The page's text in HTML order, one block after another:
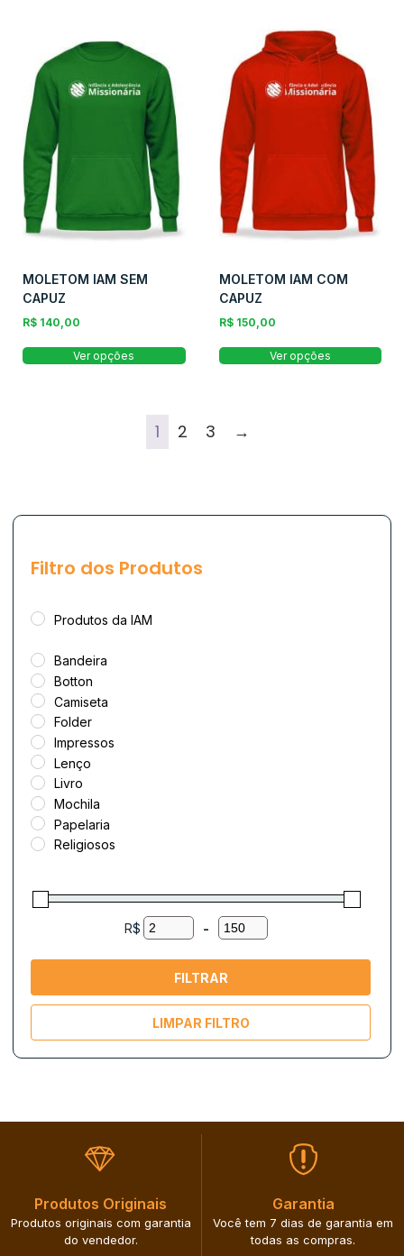
Filtro dos Produtos
Produtos da IAM
Bandeira
Botton
Camiseta
Folder
Impressos
Lenço
Livro
Mochila
Papelaria
Religiosos
R$ -
FILTRAR
LIMPAR FILTRO
MOLETOM IAM SEM
CAPUZ
R$ 140,00
Ver opções
MOLETOM IAM COM
CAPUZ
R$150,00
Ver opções
1 2 3 →
Produtos Originais​
Produtos originais com garantia
do vendedor.​
Garantia​
Você tem 7 dias de garantia em
todas as compras.​